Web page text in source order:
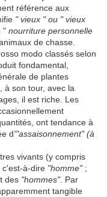
référence aux
" vieux " ou " vieux
" nourriture personnelle
de chasse.
modo classés selon
fondamental,
de plantes
à son tour, avec la
il est riche. Les
ont tendance à
d'"assaisonnement" (à
vivants (y compris
c'est-à-dire "homme";
des "hommes". Par
tangible